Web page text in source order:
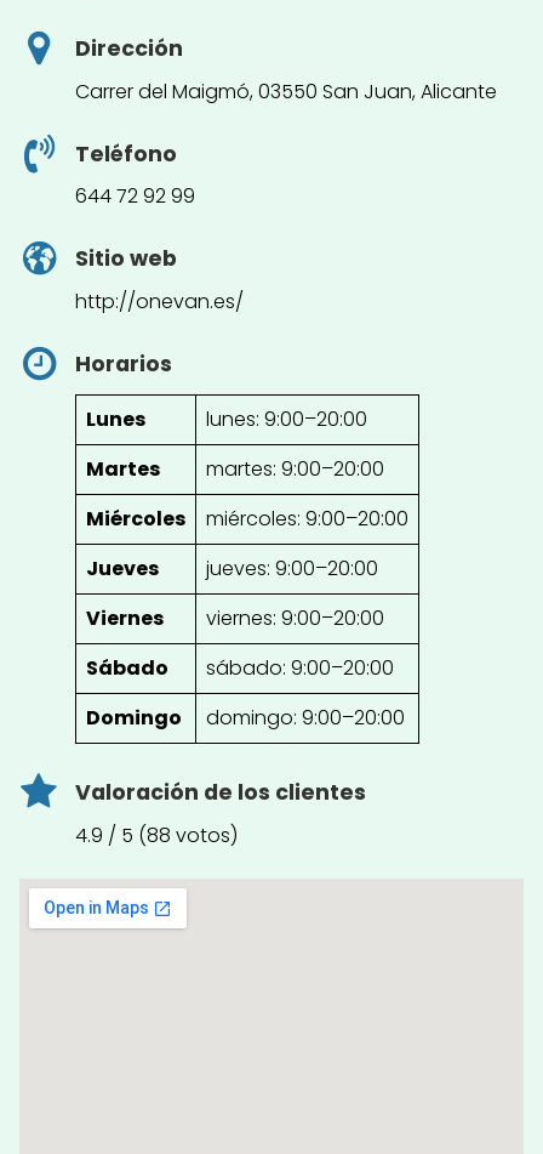
Dirección
Carrer del Maigmó, 03550 San Juan, Alicante
Teléfono
644 72 92 99
Sitio web
http://onevan.es/
Horarios
Lunes
lunes: 9:00–20:00
Martes
martes: 9:00–20:00
Miércoles
miércoles: 9:00–20:00
Jueves
jueves: 9:00–20:00
Viernes
viernes: 9:00–20:00
Sábado
sábado: 9:00–20:00
Domingo
domingo: 9:00–20:00
Valoración de los clientes
4.9 / 5 (88 votos)